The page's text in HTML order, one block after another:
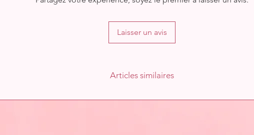
Laisser un avis
Articles similaires